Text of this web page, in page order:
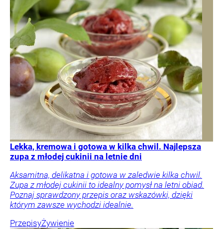
Lekka, kremowa i gotowa w kilka chwil. Najlepsza
zupa z młodej cukinii na letnie dni
Aksamitna, delikatna i gotowa w zaledwie kilka chwil.
Zupa z młodej cukinii to idealny pomysł na letni obiad.
Poznaj sprawdzony przepis oraz wskazówki, dzięki
którym zawsze wychodzi idealnie.
PrzepisyŻywienie